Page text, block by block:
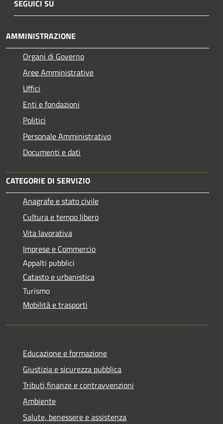
SEGUICI SU
AMMINISTRAZIONE
Organi di Governo
Aree Amministrative
Uffici
Enti e fondazioni
Politici
Personale Amministrativo
Documenti e dati
CATEGORIE DI SERVIZIO
Anagrafe e stato civile
Cultura e tempo libero
Vita lavorativa
Imprese e Commercio
Appalti pubblici
Catasto e urbanistica
Turismo
Mobilità e trasporti
Educazione e formazione
Giustizia e sicurezza pubblica
Tributi,finanze e contravvenzioni
Ambiente
Salute, benessere e assistenza